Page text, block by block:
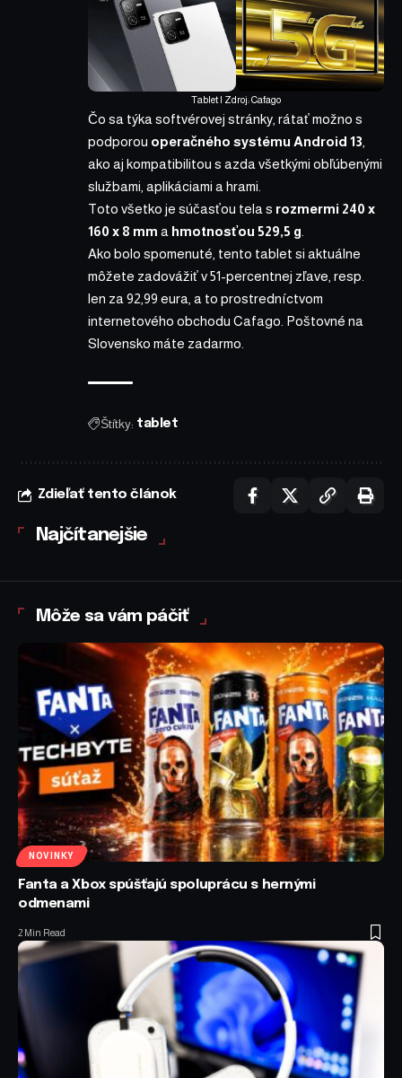
Tablet | Zdroj:Cafago
Čo sa týka softvérovej stránky, rátať možno s
podporou operačného systému Android 13
ako aj kompatibilitou s azda všetkými obľúbenými
službami, aplikáciami a hrami.
Toto všetko je súčasťou tela s rozmermi 240 x
160 x 8 mm a hmotnosťou 529,5 g
Ako bolo spomenuté, tento tablet si aktuálne
môžete zadovážiť v 51-percentnej zľave, resp.
len za 92,99 eura , a to prostredníctvom
internetového obchodu Cafago . Poštovné na
Slovensko máte zadarmo.
Štítky: tablet
Zdieľať tento článok
Najčítanejšie
Môže sa vám páčiť
NOVINKY
Fanta a Xbox spúšťajú spoluprácu s hernými
odmenami
2 Min Read